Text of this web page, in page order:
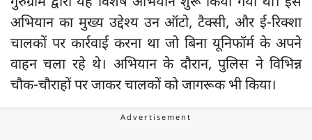
अभियान का मुख्य उद्देश्य उन ऑटो, टैक्सी, और ई-रिक्शा
चालकों पर कार्रवाई करना था जो बिना यूनिफॉर्म के अपने
वाहन चला रहे थे। अभियान के दौरान, पुलिस ने विभिन्न
चौक-चौराहों पर जाकर चालकों को जागरूक भी किया।